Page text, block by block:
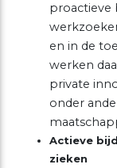
proactieve
en in de
werken
private
onder
Actieve
zieken